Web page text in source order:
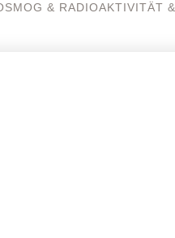
& RADIOAKTIVITÄT &